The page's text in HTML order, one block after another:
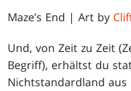
Maze’s End | Art by
Und, von Zeit zu Zeit
Begriff), erhältst du
Nichtstandardland aus